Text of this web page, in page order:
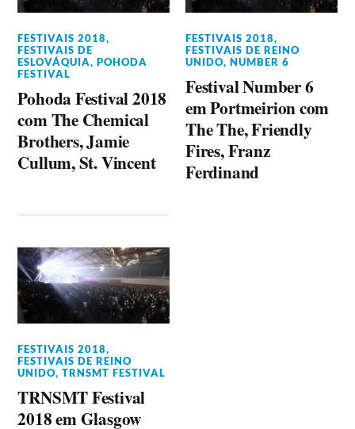
FESTIVAIS 2018,
FESTIVAIS DE
ESLOVÁQUIA,POHODA
FESTIVAL
Pohoda Festival 2018
com The Chemical
Brothers, Jamie
Cullum, St. Vincent
FESTIVAIS 2018,
FESTIVAIS DE REINO
UNIDO,NUMBER 6
Festival Number 6
em Portmeirion com
The The, Friendly
Fires, Franz
Ferdinand
FESTIVAIS 2018,
FESTIVAIS DE REINO
UNIDO,TRNSMT FESTIVAL
TRNSMT Festival
2018 em Glasgow